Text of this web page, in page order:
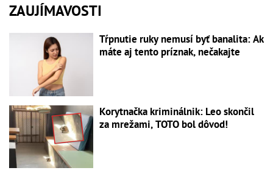
ZAUJÍMAVOSTI
Tŕpnutie ruky nemusí byť banalita: Ak
máte aj tento príznak, nečakajte
Korytnačka kriminálnik: Leo skončil
za mrežami, TOTO bol dôvod!